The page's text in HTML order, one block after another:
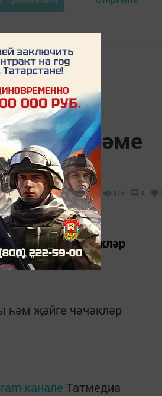
бәйрәме
376 0
һәм җәйге чәчәкләр
һәм җәйге чәчәкләр
канале Татмедиа